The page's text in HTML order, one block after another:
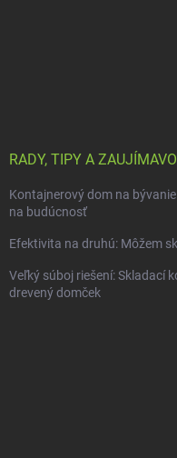
RADY, TIPY A
Kontajnerový dom na
na budúcnosť
Efektivita na druhú: Môžem
Veľký súboj riešení: Skladací
drevený domček